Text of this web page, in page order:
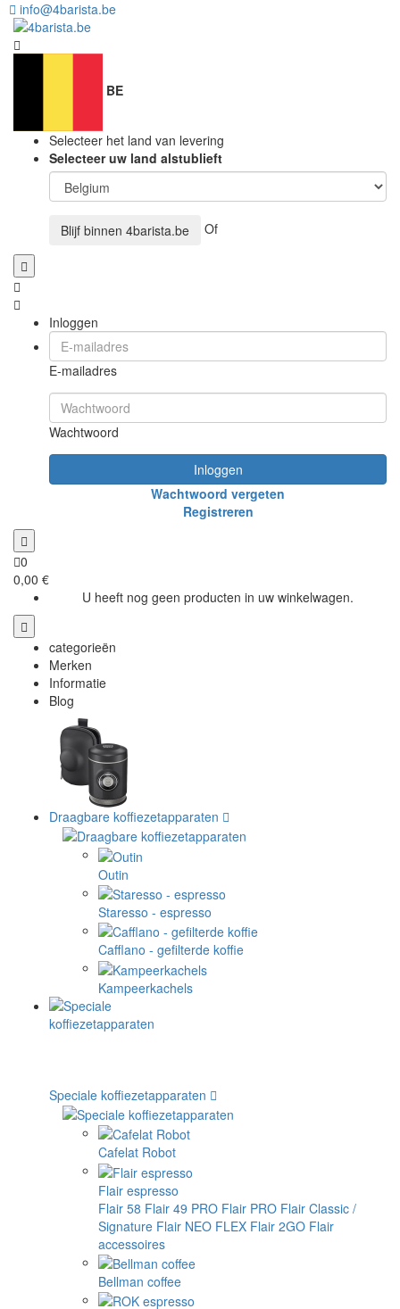
info@4barista.be
BE
Selecteer het land van levering
Selecteer uw land alstublieft
Blijf binnen 4barista.be Of
Inloggen
E-mailadres
Wachtwoord
Inloggen
Wachtwoord vergeten
Registreren
0
0,00 €
U heeft nog geen producten in uw winkelwagen.
categorieën
Merken
Informatie
Blog
Draagbare koffiezetapparaten
Outin
Staresso - espresso
Cafflano - gefilterde koffie
Kampeerkachels
Speciale koffiezetapparaten
Cafelat Robot
Flair espresso
Flair 58 Flair 49 PRO Flair PRO Flair Classic /
Signature Flair NEO FLEX Flair 2GO Flair
accessoires
Bellman coffee